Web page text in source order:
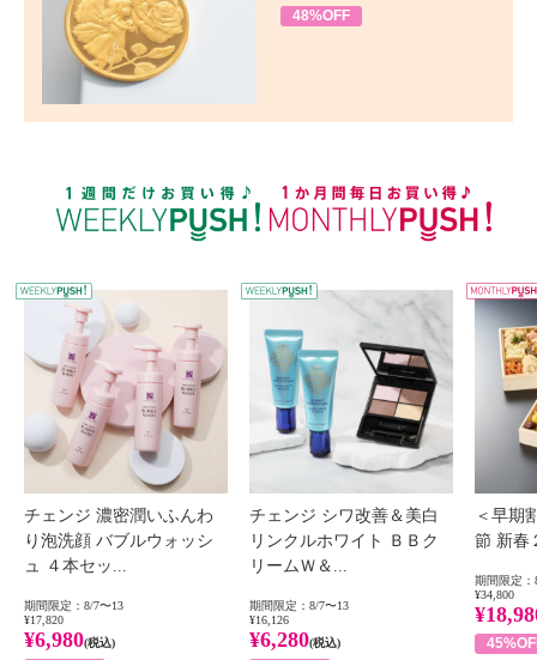
48%OFF
WEEKLY PUSH
チェンジ 濃密潤いふんわ
り泡洗顔 バブルウォッシ
ュ ４本セッ...
期間限定：8/7〜13
¥17,820
¥6,980(税込)
チェンジ シワ改善＆美白
リンクルホワイト ＢＢク
リームＷ＆...
期間限定：8/7〜13
¥16,126
¥6,280(税込)
＜早期
節 新春
期間限定：
¥34,800